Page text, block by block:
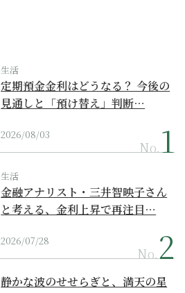
生活
定期預金金利はどうなる？ 今後の
見通しと「預け替え」判断…
2026/08/03
No.
生活
金融アナリスト・三井智映子さん
と考える、金利上昇で再注目…
2026/07/28
No.
静かな波のせせらぎと、満天の星